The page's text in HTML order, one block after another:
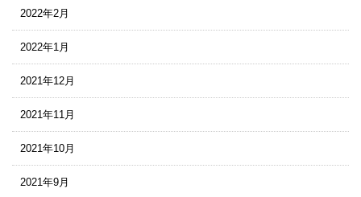
2022年2月
2022年1月
2021年12月
2021年11月
2021年10月
2021年9月